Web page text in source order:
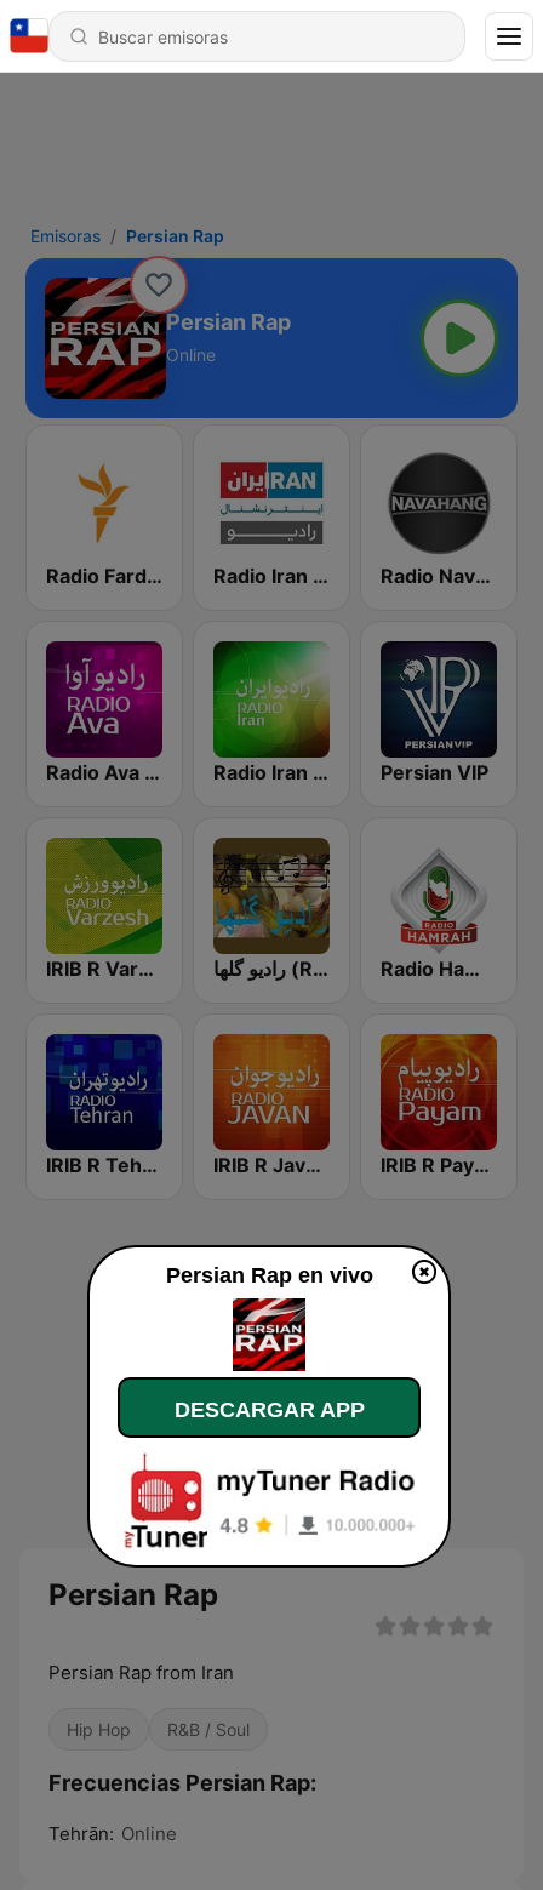
Emisoras Persian Rap
Persian Rap
Online
Radio Farda (راديو فردا) Radio Iran International Radio Navahang
Radio Ava رادیو آوا Radio Iran رادیو ایران Persian VIP
IRIB R Varzesh رادیو ورزش رادیو گلها (Radio Golha) Radio Hamrah
IRIB R Tehran رادیو تهران IRIB R Javan راديو جوان IRIB R Payam رادیو پیام
Persian Rap
Persian Rap from Iran
Hip Hop R&B / Soul
Frecuencias Persian Rap:
Tehrān: Online
Persian Rap en vivo
DESCARGAR APP